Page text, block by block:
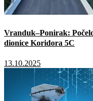
Vranduk–Ponirak:
dionice Koridora 5C
13.10.2025